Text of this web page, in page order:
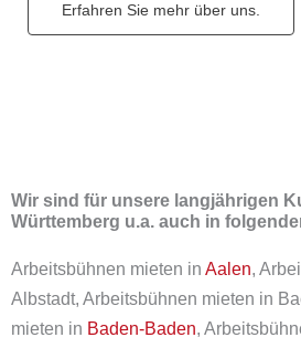
Erfahren Sie mehr über uns.
Wir sind für unsere langjährigen
Württemberg u.a. auch in
Arbeitsbühnen mieten in Aalen,
Albstadt, Arbeitsbühnen mieten in
mieten in Baden-Baden,